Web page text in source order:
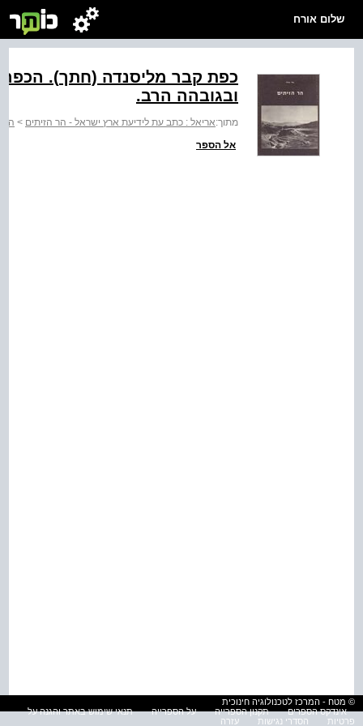
שלום אורח
כפת קבר
ובגובהה הרב.
מתוך:אריאל : כתב עת לידיעת ארץ ישראל - הר הזיתים > הר
אל הספר
© מטח - המרכז לטכנולוגיה חינוכית
אינדקס הספרים
תקנון הספרייה על הספרייה
תנאי שימוש באתר והגנה על
פרטיות
הסדרי נגישות עזרה